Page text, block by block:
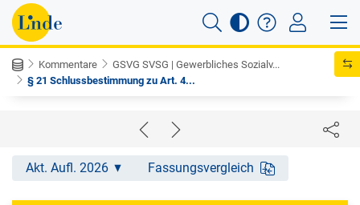
Kommentare
GSVG SVSG | Gewerbliches Sozialv...
§ 21 Schlussbestimmung zu Art. 4...
Akt. Aufl. 2026 Fassungsvergleich